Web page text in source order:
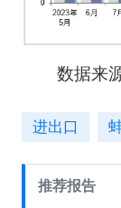
数据来
进出口
推荐报告